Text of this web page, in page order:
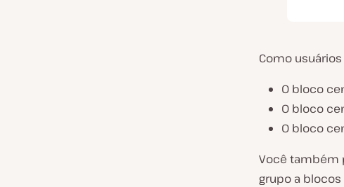
Como
O bloco
O bloco
O bloco
Você também
grupo a